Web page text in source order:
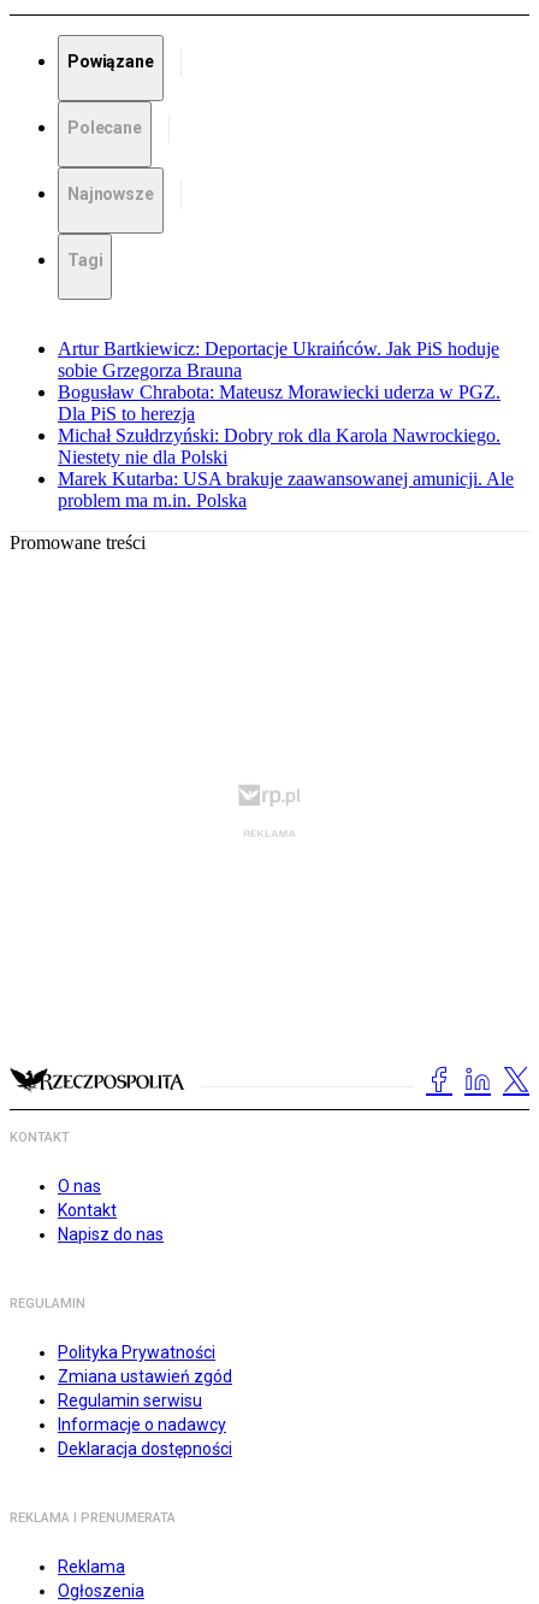
Powiązane
Polecane
Najnowsze
Tagi
Artur Bartkiewicz: Deportacje Ukraińców. Jak PiS hoduje
sobie Grzegorza Brauna
Bogusław Chrabota: Mateusz Morawiecki uderza w PGZ.
Dla PiS to herezja
Michał Szułdrzyński: Dobry rok dla Karola Nawrockiego.
Niestety nie dla Polski
Marek Kutarba: USA brakuje zaawansowanej amunicji. Ale
problem ma m.in. Polska
Promowane treści
KONTAKT
O nas
Kontakt
Napisz do nas
REGULAMIN
Polityka Prywatności
Zmiana ustawień zgód
Regulamin serwisu
Informacje o nadawcy
Deklaracja dostępności
REKLAMA I PRENUMERATA
Reklama
Ogłoszenia